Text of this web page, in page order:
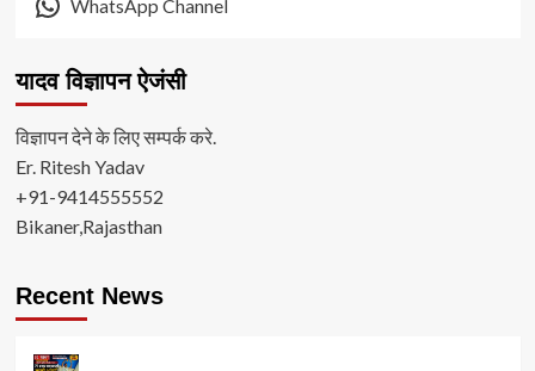
WhatsApp Channel
यादव विज्ञापन ऐजंसी
विज्ञापन देने के लिए सम्पर्क करे.
Er. Ritesh Yadav
+91-9414555552
Bikaner,Rajasthan
Recent News